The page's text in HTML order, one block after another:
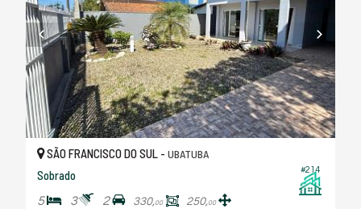
#214
SÃO FRANCISCO DO SUL - UBATUBA
Sobrado
5 3 2 330,00 250,00